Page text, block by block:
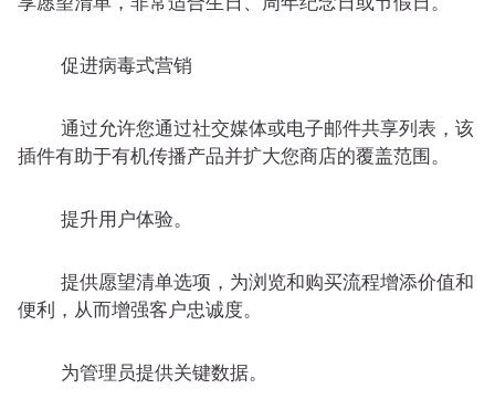
促进病毒式营销
通过允许您通过社交媒体或电子邮件共享列表，该
插件有助于有机传播产品并扩大您商店的覆盖范围。
提升用户体验。
提供愿望清单选项，为浏览和购买流程增添价值和
便利，从而增强客户忠诚度。
为管理员提供关键数据。